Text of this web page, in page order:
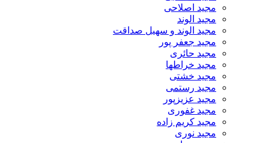
مجید اصلاحی
مجید الوند‎
مجید الوند و سهیل صداقت
مجید جعفر پور
مجید حائری
مجید خراطها
مجید خشتی
مجید رستمی
مجید عزیزپور
مجید غفوری
مجید کریم زاده
مجید نوری